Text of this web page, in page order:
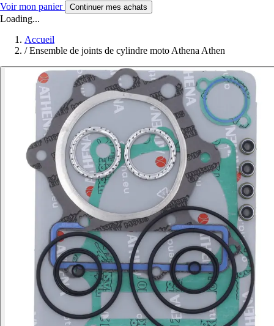
Voir mon panier Continuer mes achats
Loading...
Accueil
/ Ensemble de joints de cylindre moto Athena Athen